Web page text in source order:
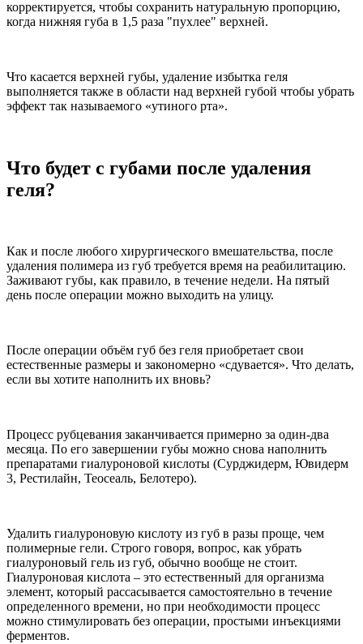
корректируется, чтобы сохранить натуральную пропорцию,
когда нижняя губа в 1,5 раза "пухлее" верхней.
Что касается верхней губы, удаление избытка геля
выполняется также в области над верхней губой чтобы убрать
эффект так называемого «утиного рта».
Что будет с губами после удаления
геля?
Как и после любого хирургического вмешательства, после
удаления полимера из губ требуется время на реабилитацию.
Заживают губы, как правило, в течение недели. На пятый
день после операции можно выходить на улицу.
После операции объём губ без геля приобретает свои
естественные размеры и закономерно «сдувается». Что делать,
если вы хотите наполнить их вновь?
Процесс рубцевания заканчивается примерно за один-два
месяца. По его завершении губы можно снова наполнить
препаратами гиалуроновой кислоты (Сурджидерм, Ювидерм
3, Рестилайн, Теосеаль, Белотеро).
Удалить гиалуроновую кислоту из губ в разы проще, чем
полимерные гели. Строго говоря, вопрос, как убрать
гиалуроновый гель из губ, обычно вообще не стоит.
Гиалуроновая кислота – это естественный для организма
элемент, который рассасывается самостоятельно в течение
определенного времени, но при необходимости процесс
можно стимулировать без операции, простыми инъекциями
ферментов.